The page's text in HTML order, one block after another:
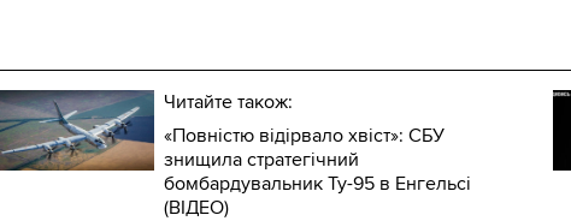
Читайте також:
«Повністю відірвало хвіст»: СБУ
знищила стратегічний
бомбардувальник Ту-95 в Енгельсі
(ВІДЕО)